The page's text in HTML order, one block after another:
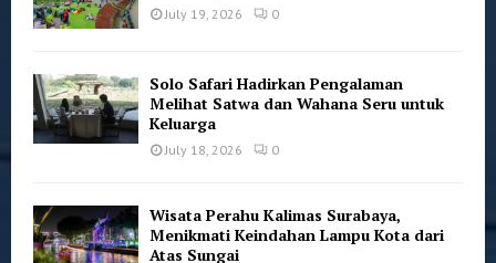
July 19, 2026 0
Solo Safari Hadirkan Pengalaman
Melihat Satwa dan Wahana Seru untuk
Keluarga
July 18, 2026 0
Wisata Perahu Kalimas Surabaya,
Menikmati Keindahan Lampu Kota dari
Atas Sungai